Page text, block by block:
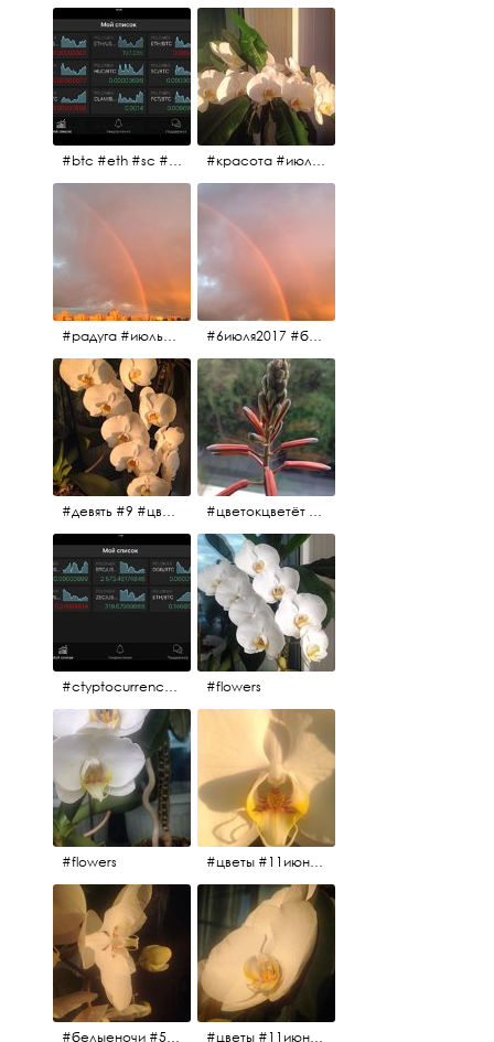
#btc #eth #sc #xrp #etc #maid #sys #naut #strat #pasc #dash #xmr #nxt #usdt #ltc#lsk #zec #str #rep #coin #markets #bitcoin #красота #июльскоеутро
#радуга #июльскоеутро #радугавовсёнебо #6июля2017 #6июля2017 #белыеночи #питерскоеутро #джулаймонинг #июльскоеутро #радугавовсёнебо #радуга #дождик
#девять #9 #цветы #цветокцветёт #flowers
#ctyptocurrency #btc #eth #flowers
#flowers #цветы #11июня2017 #5утра #белыеночи
#белыеночи #5утра #11июня2017 #цветы #цветы #11июня2017 #5утра #белыеночи